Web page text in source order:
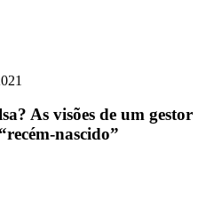
As visões de um gestor
nascido”